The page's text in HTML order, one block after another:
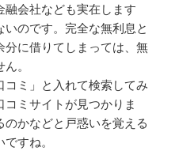
融会社なども実在します
のです。完全な無利息と
に借りてしまっては、無
。
ミ」と入れて検索してみ
ミサイトが見つかりま
かなどと戸惑いを覚える
すね。